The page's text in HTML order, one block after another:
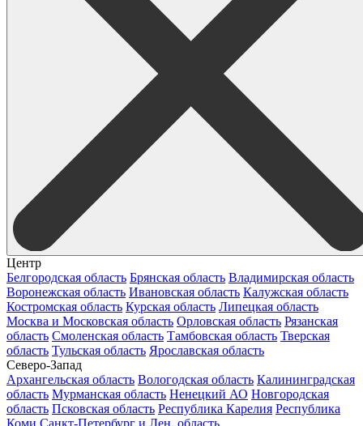
Центр
Белгородская область Брянская область Владимирская область
Воронежская область Ивановская область Калужская область
Костромская область Курская область Липецкая область
Москва и Московская область Орловская область Рязанская
область Смоленская область Тамбовская область Тверская
область Тульская область Ярославская область
Северо-Запад
Архангельская область Вологодская область Калининградская
область Мурманская область Ненецкий АО Новгородская
область Псковская область Республика Карелия Республика
Коми Санкт-Петербург и Лен. область